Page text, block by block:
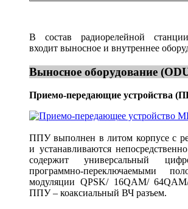
В состав радиорелейной
входит выносное и внутреннее
Выносное оборудование
Приемо-передающие устройства
ППУ выполнен в литом корпусе с
и устанавливаются
содержит универсальный
программно-переключаемыми
модуляции QPSK/ 16QAM/
ППУ – коаксиальный ВЧ разъем.